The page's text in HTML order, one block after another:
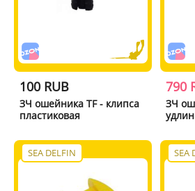
100 RUB
ЗЧ ошейника TF - клипса
пластиковая
790
ЗЧ
SEA DELFIN SEA